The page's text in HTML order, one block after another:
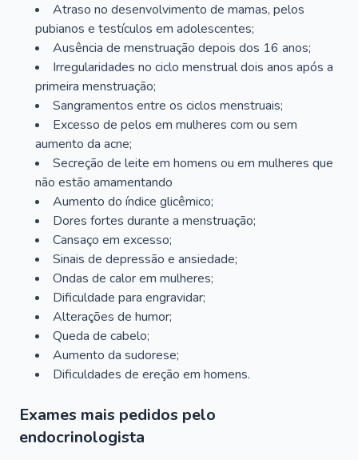
Atraso no desenvolvimento de mamas, pelos
pubianos e testículos em adolescentes;
Ausência de menstruação depois dos 16 anos;
Irregularidades no ciclo menstrual dois anos após a
primeira menstruação;
Sangramentos entre os ciclos menstruais;
Excesso de pelos em mulheres com ou sem
aumento da acne;
Secreção de leite em homens ou em mulheres que
não estão amamentando
Aumento do índice glicêmico;
Dores fortes durante a menstruação;
Cansaço em excesso;
Sinais de depressão e ansiedade;
Ondas de calor em mulheres;
Dificuldade para engravidar;
Alterações de humor;
Queda de cabelo;
Aumento da sudorese;
Dificuldades de ereção em homens.
Exames mais pedidos pelo
endocrinologista